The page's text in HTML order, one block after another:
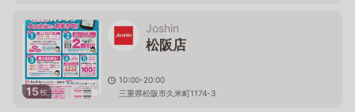
15枚
Joshin
松阪店
10:00-20:00
三重県松阪市久米町1174-3